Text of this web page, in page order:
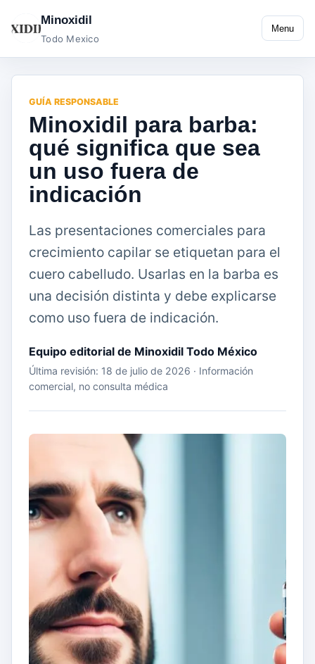
Minoxidil
Todo Mexico
Menu
GUÍA RESPONSABLE
Minoxidil para barba:
qué significa que sea
un uso fuera de
indicación
Las presentaciones comerciales para
crecimiento capilar se etiquetan para el
cuero cabelludo. Usarlas en la barba es
una decisión distinta y debe explicarse
como uso fuera de indicación.
Equipo editorial de Minoxidil Todo México
Última revisión: 18 de julio de 2026 · Información
comercial, no consulta médica